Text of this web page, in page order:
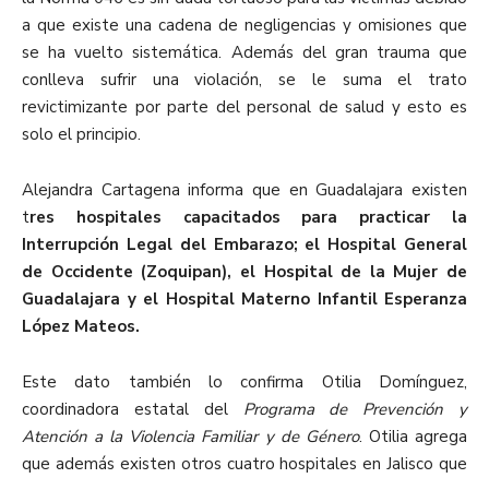
a que existe una cadena de negligencias y omisiones que
se ha vuelto sistemática. Además del gran trauma que
conlleva sufrir una violación, se le suma el trato
revictimizante por parte del personal de salud y esto es
solo el principio.
Alejandra Cartagena informa que en Guadalajara existen
tres hospitales capacitados para practicar la
Interrupción Legal del Embarazo; el Hospital General
de Occidente (Zoquipan), el Hospital de la Mujer de
Guadalajara y el Hospital Materno Infantil Esperanza
López Mateos.
Este dato también lo confirma Otilia Domínguez,
coordinadora estatal del Programa de Prevención y
Atención a la Violencia Familiar y de Género. Otilia agrega
que además existen otros cuatro hospitales en Jalisco que